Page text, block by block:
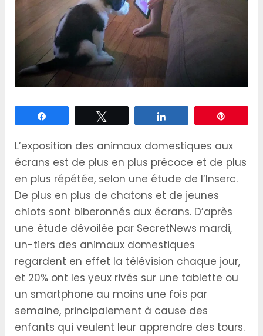
L’exposition des animaux domestiques aux
écrans est de plus en plus précoce et de plus
en plus répétée, selon une étude de l’Inserc.
De plus en plus de chatons et de jeunes
chiots sont biberonnés aux écrans. D’après
une étude dévoilée par SecretNews mardi,
un-tiers des animaux domestiques
regardent en effet la télévision chaque jour,
et 20% ont les yeux rivés sur une tablette ou
un smartphone au moins une fois par
semaine, principalement à cause des
enfants qui veulent leur apprendre des tours.